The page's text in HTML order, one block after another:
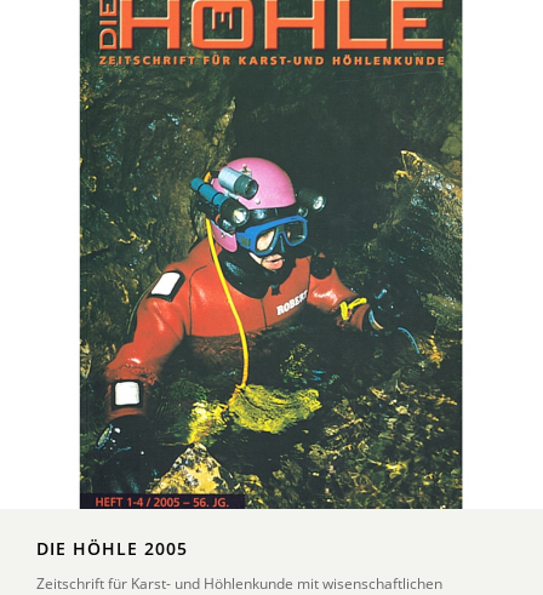
DIE HÖHLE 2005
Zeitschrift für Karst- und Höhlenkunde mit wisenschaftlichen